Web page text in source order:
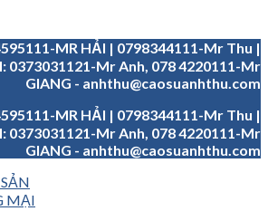
MR HẢI | 0798344111-Mr Thu |
0373031121-Mr Anh, 078 4220111-Mr
GIANG - anhthu@caosuanhthu.com
MR HẢI | 0798344111-Mr Thu |
0373031121-Mr Anh, 078 4220111-Mr
GIANG - anhthu@caosuanhthu.com